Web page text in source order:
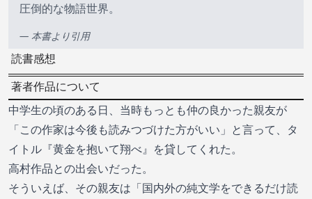
圧倒的な物語世界。
— 本書より引用
読書感想
著者作品について
中学生の頃のある日、当時もっとも仲の良かった親友が
「この作家は今後も読みつづけた方がいい」と言って、タ
イトル『黄金を抱いて翔べ』を貸してくれた。
高村作品との出会いだった。
そういえば、その親友は「国内外の純文学をできるだけ読